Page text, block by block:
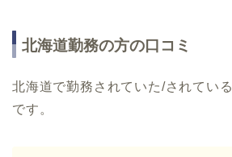
北海道勤務の方の口コミ
北海道で勤務されていた/されてい
です。